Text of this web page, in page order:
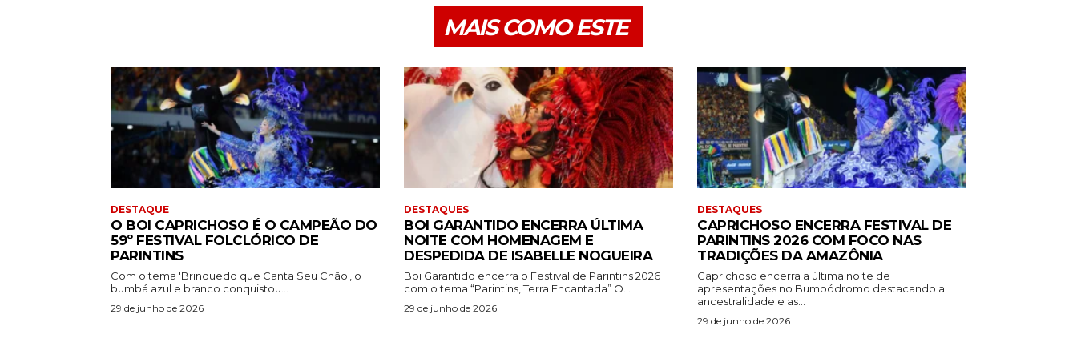
MAIS COMO ESTE
DESTAQUE
O BOI CAPRICHOSO É O CAMPEÃO DO
59º FESTIVAL FOLCLÓRICO DE
PARINTINS
Com o tema 'Brinquedo que Canta Seu Chão', o
bumbá azul e branco conquistou...
29 de junho de 2026
DESTAQUES
BOI GARANTIDO ENCERRA ÚLTIMA
NOITE COM HOMENAGEM E
DESPEDIDA DE ISABELLE NOGUEIRA
Boi Garantido encerra o Festival de Parintins 2026
com o tema “Parintins, Terra Encantada” O...
29 de junho de 2026
DESTAQUES
CAPRICHOSO ENCERRA FESTIVAL DE
PARINTINS 2026 COM FOCO NAS
TRADIÇÕES DA AMAZÔNIA
Caprichoso encerra a última noite de
apresentações no Bumbódromo destacando a
ancestralidade e as...
29 de junho de 2026